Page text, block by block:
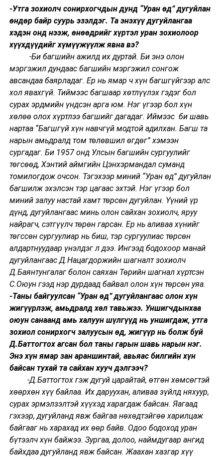
-Утга зохиолч сонирхогчдын дунд “Уран өд” дугуйлан
өндөр байр суурь эзэлдэг. Та энэхүү дугуйлангаа
хэдэн онд нээж, өнөөдрийг хүртэл уран зохиолоор
хүүхдүүдийг хүмүүжүүлж явна вэ?
-Би багшийн ажилд их дуртай. Би энэ олон
мэргэжил дундаас багшийн мэргэжил сонгож
авсандаа баярладаг. Ер нь ямар ч хүн багшгүйгээр алс
хол явахгүй. Тиймээс багшаар хөтлүүлэх гэдэг бол
сурах эрдмийн үндсэн арга юм. Нэг үгээр бол хүн
хөлөө олох хүртлээ багшийг дагадаг. Иймээс би шавь
нартаа “Багшгүй хүн навчгүй модтой адилхан. Багш та
нарын амьдралд том төлөвшил өгдөг” хэмээн
сургадаг. Би 1957 онд Улсын багшийн сургуулийг
төгсөөд, Хэнтий аймгийн Цэнхэрмандал суманд
томилогдож очсон. Тэгэхээр миний “Уран өд” дугуйлан
багшилж эхэлсэн тэр цагаас эхтэй. Нэг үгээр бол
миний залуу настай хамт төрсөн дугуйлан. Үүний үр
дүнд, дугуйлангаас минь олон сайхан зохиолч, яруу
найрагч, сэтгүүлч төрөн гарсан. Ер нь аливаа хүнийг
төгссөн сургуулиар нь биш, тэр сургуулиас төрсөн
алдартнуудаар үнэлдэг л дээ. Ингээд бодохоор манай
дугуйлангаас Д.Нацагдоржийн шагналт зохиолч
Д.Баянтунгалаг болон саяхан Төрийн шагнал хүртсэн
С.Оюун гээд нэр дурдаад байвал олон хүн төрсөн уяа.
-Таны байгуулсан “Уран өд” дугуйлангаас олон хүн
жигүүрлэж, амьдралд хөл тавьжээ. Уншигчдынхаа
оюун санаанд амь халуун шүлгүүд нь уншигдаж, утга
зохиол сонирхогч залуусын өд, жигүүр нь болж буй
Д.Баттогтох агсан бол таны гарын шавь нарын нэг.
Энэ хүн ямар зан араншинтай, авьяас билгийн хүн
байсан тухай та сайхан хууч дэлгээч?
-Д.Баттогтох гэж дугуй царайтай, өтгөн хөмсөгтэй
хөөрхөн хүү байлаа. Их даруухан, аливаа зүйлд няхуур,
сурах эрмэлзэлтэй хүүхэд харагдаж байсан. Яагаад
гэхээр, дугуйланд явж байгаа нөхөдтэйгөө харилцаж
байгааг нь харахад их өөр байв. Одоо бодоход уран
бүтээлч хүн байжээ. Зургаа, долоо, наймдугаар ангид
байхдаа дугуйланд явж байсан. Жаахан хазгар хүү